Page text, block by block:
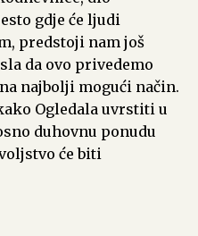
gdje će ljudi
predstoji nam još
da ovo privedemo
najbolji mogući način.
Ogledala uvrstiti u
duhovnu ponudu
će biti